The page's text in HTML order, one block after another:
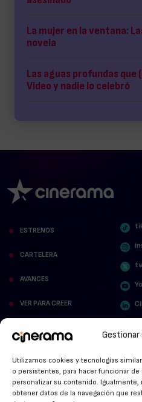
Gestionar
Utilizamos cookies y tecnologías
o persistentes, para hacer funcionar
personalizar su contenido.
obtener datos de la navegación que
La mujer en la ventana:
novela
Las aguas profundas que
Video y nadie lo celebró
ESTRENOS
CARTELERA
AVANCES
VER PARA CREER
ALFOMBRA ROJA
ANUNCIOS DE CINE